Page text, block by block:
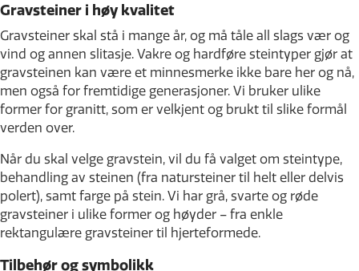
Gravsteiner i høy kvalitet
Gravsteiner skal stå i mange år, og må tåle all slags vær og
vind og annen slitasje. Vakre og hardføre steintyper gjør at
gravsteinen kan være et minnesmerke ikke bare her og nå,
men også for fremtidige generasjoner. Vi bruker ulike
former for granitt, som er velkjent og brukt til slike formål
verden over.
Når du skal velge gravstein, vil du få valget om steintype,
behandling av steinen (fra natursteiner til helt eller delvis
polert), samt farge på stein. Vi har grå, svarte og røde
gravsteiner i ulike former og høyder – fra enkle
rektangulære gravsteiner til hjerteformede.
Tilbehør og symbolikk